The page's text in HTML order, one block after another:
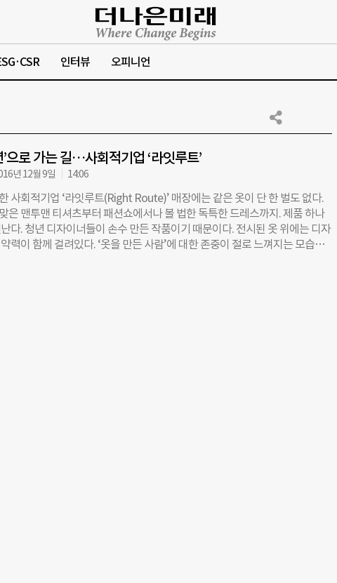
인터뷰 오피니언
’으로 가는 길…사회적기업 ‘라잇루트’
년 12월 9일 14:06
사회적기업 ‘라잇루트(Right Route)’ 매장에는 같은 옷이 단 한 벌도 없다.
은 맨투맨 티셔츠부터 패션쇼에서나 볼 법한 독특한 드레스까지. 제품 하나
다. 청년 디자이너들이 손수 만든 작품이기 때문이다. 전시된 옷 위에는 디자
력이 함께 걸려있다. ‘옷을 만든 사람’에 대한 존중이 절로 느껴지는 모습이